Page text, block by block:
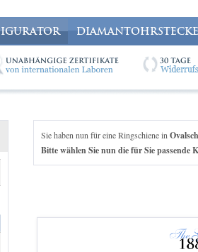
Sie haben nun für eine Ringschiene in
Bitte wählen Sie nun die für Sie passende